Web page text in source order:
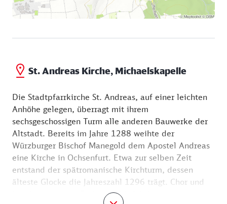
St. Andreas Kirche, Michaelskapelle
Die Stadtpfarrkirche St. Andreas, auf einer leichten
Anhöhe gelegen, überragt mit ihrem
sechsgeschossigen Turm alle anderen Bauwerke der
Altstadt. Bereits im Jahre 1288 weihte der
Würzburger Bischof Manegold dem Apostel Andreas
eine Kirche in Ochsenfurt. Etwa zur selben Zeit
entstand der spätromanische Kirchturm, dessen
älteste Glocke die Jahreszahl 1296 trägt. Chor und
Langhaus wurden Ende des 14. Jahrhunderts, die